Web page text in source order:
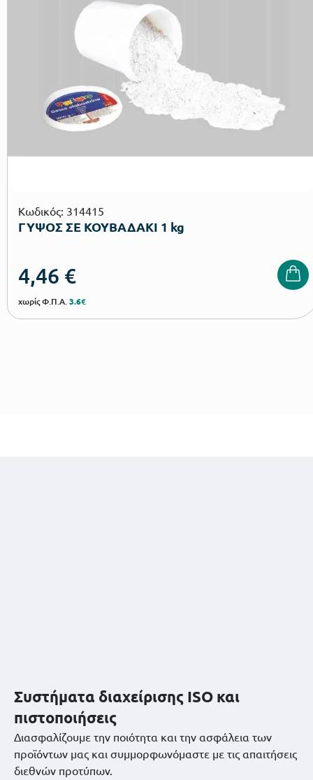
Κωδικός: 314415
ΓΥΨΟΣ ΣΕ ΚΟΥΒΑΔΑΚΙ 1 kg
4,46 €
χωρίς Φ.Π.Α.3.6€
Συστήματα διαχείρισης ISO και
πιστοποιήσεις
Διασφαλίζουμε την ποιότητα και την ασφάλεια των
προϊόντων μας και συμμορφωνόμαστε με τις απαιτήσεις
διεθνών προτύπων.